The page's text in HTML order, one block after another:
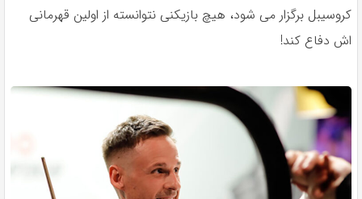
کروسیبل برگزار می شود، هیچ بازیکنی نتوانسته از اولین قهرمانی
اش دفاع کند!